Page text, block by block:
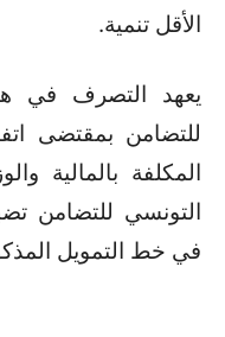
الأقل تنمية.
يعهد التصرف في
للتضامن بمقتضى
المكلفة بالمالية
التونسي للتضامن
في خط التمويل